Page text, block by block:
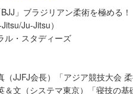
」ブラジリアン柔術を極める！
Ju-Jitsu）
ル・スタディーズ
JJFJ会長）「アジア競技大会 柔
文（システマ東京）「寝技の基